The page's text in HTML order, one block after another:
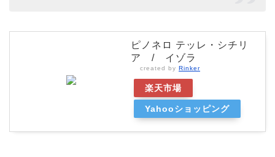
ピノネロ テッレ・シチリ
ア / イゾラ
created by Rinker
楽天市場
Yahooショッピング